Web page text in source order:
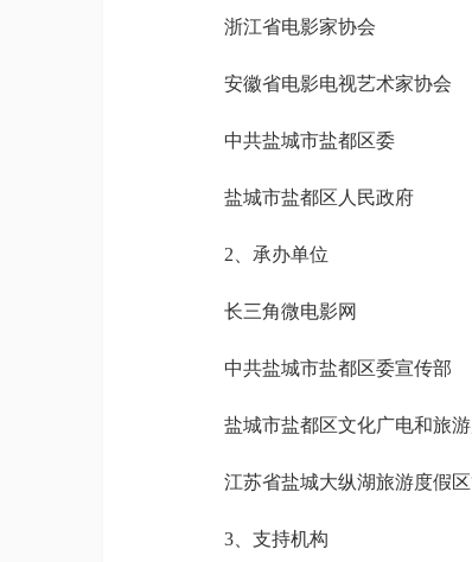
浙江省电影家协会
安徽省电影电视艺术家协会
中共盐城市盐都区委
盐城市盐都区人民政府
2、承办单位
长三角微电影网
中共盐城市盐都区委宣传部
盐城市盐都区文化广电和旅游
江苏省盐城大纵湖旅游度假区
3、支持机构